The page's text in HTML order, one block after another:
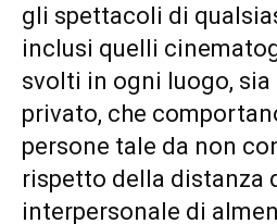
gli spettacoli di
inclusi quelli
svolti in ogni luogo, sia
privato, che
persone tale da non
rispetto della distanza
interpersonale di